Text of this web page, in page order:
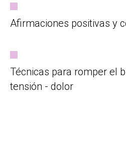
Afirmaciones positivas y
Técnicas para romper el
tensión - dolor